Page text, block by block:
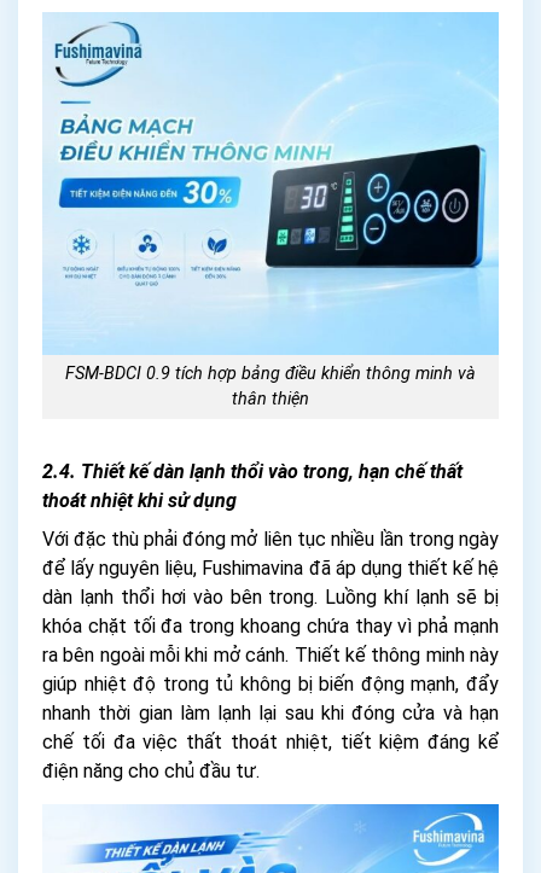
FSM-BDCI 0.9 tích hợp bảng điều khiển thông minh và
thân thiện
2.4. Thiết kế dàn lạnh thổi vào trong, hạn chế thất
thoát nhiệt khi sử dụng
Với đặc thù phải đóng mở liên tục nhiều lần trong ngày
để lấy nguyên liệu, Fushimavina đã áp dụng thiết kế hệ
dàn lạnh thổi hơi vào bên trong. Luồng khí lạnh sẽ bị
khóa chặt tối đa trong khoang chứa thay vì phả mạnh
ra bên ngoài mỗi khi mở cánh. Thiết kế thông minh này
giúp nhiệt độ trong tủ không bị biến động mạnh, đẩy
nhanh thời gian làm lạnh lại sau khi đóng cửa và hạn
chế tối đa việc thất thoát nhiệt, tiết kiệm đáng kể
điện năng cho chủ đầu tư.